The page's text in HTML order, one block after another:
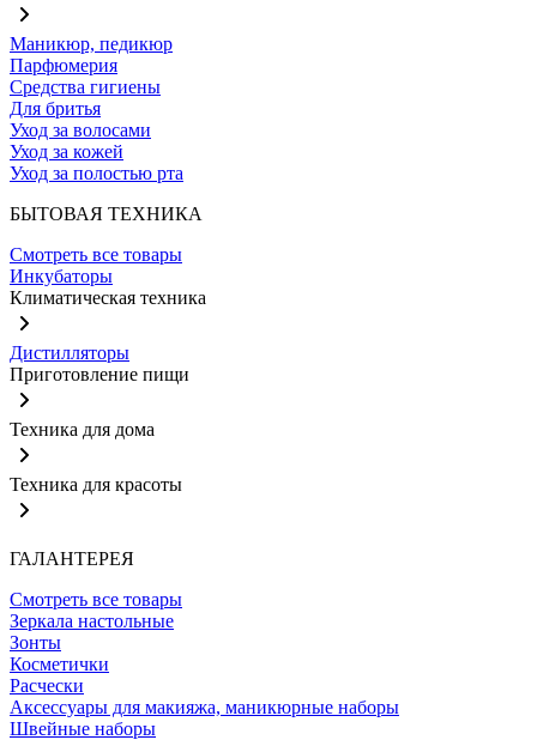
Маникюр, педикюр
Парфюмерия
Средства гигиены
Для бритья
Уход за волосами
Уход за кожей
Уход за полостью рта
БЫТОВАЯ ТЕХНИКА
Смотреть все товары
Инкубаторы
Климатическая техника
Дистилляторы
Приготовление пищи
Техника для дома
Техника для красоты
ГАЛАНТЕРЕЯ
Смотреть все товары
Зеркала настольные
Зонты
Косметички
Расчески
Аксессуары для макияжа, маникюрные наборы
Швейные наборы